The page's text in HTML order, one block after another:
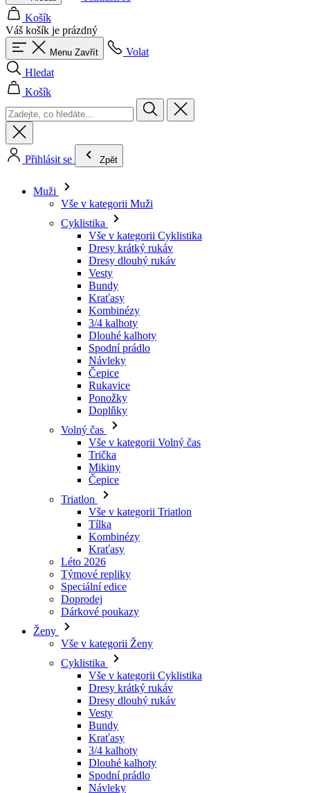
Košík
Váš košík je prázdný
Menu Zavřít
Volat
Hledat
Košík
Přihlásit se Zpět
Muži
Vše v kategorii Muži
Cyklistika
Vše v kategorii Cyklistika
Dresy krátký rukáv
Dresy dlouhý rukáv
Vesty
Bundy
Kraťasy
Kombinézy
3/4 kalhoty
Dlouhé kalhoty
Spodní prádlo
Návleky
Čepice
Rukavice
Ponožky
Doplňky
Volný čas
Vše v kategorii Volný čas
Trička
Mikiny
Čepice
Triatlon
Vše v kategorii Triatlon
Tílka
Kombinézy
Kraťasy
Léto 2026
Týmové repliky
Speciální edice
Doprodej
Dárkové poukazy
Ženy
Vše v kategorii Ženy
Cyklistika
Vše v kategorii Cyklistika
Dresy krátký rukáv
Dresy dlouhý rukáv
Vesty
Bundy
Kraťasy
3/4 kalhoty
Dlouhé kalhoty
Spodní prádlo
Návleky